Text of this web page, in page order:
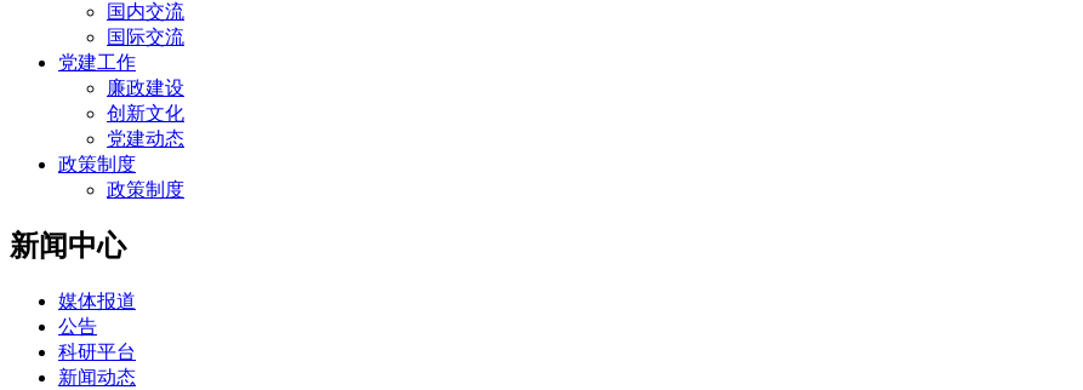
国内交流
国际交流
党建工作
廉政建设
创新文化
党建动态
政策制度
政策制度
新闻中心
媒体报道
公告
科研平台
新闻动态